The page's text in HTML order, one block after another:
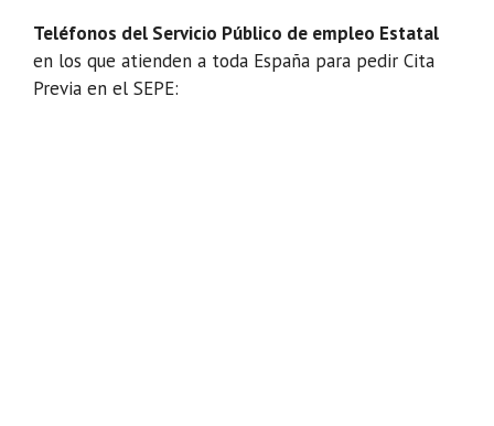
Teléfonos del Servicio Público de empleo Estatal
en los que atienden a toda España para pedir Cita
Previa en el SEPE: